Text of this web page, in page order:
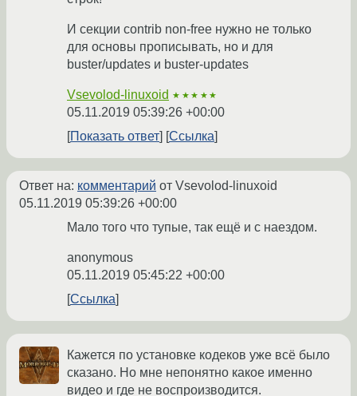
И секции contrib non-free нужно не только
для основы прописывать, но и для
buster/updates и buster-updates
Vsevolod-linuxoid ★★★★★
05.11.2019 05:39:26 +00:00
Показать ответ
Ссылка
Ответ на: комментарий от Vsevolod-linuxoid
05.11.2019 05:39:26 +00:00
Мало того что тупые, так ещё и с наездом.
anonymous
05.11.2019 05:45:22 +00:00
Ссылка
Кажется по установке кодеков уже всё было
сказано. Но мне непонятно какое именно
видео и где не воспроизводится.